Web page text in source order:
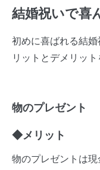
結婚祝いで喜
初めに喜ばれる結
リットとデメリット
物のプレゼント
◆メリット
物のプレゼントは